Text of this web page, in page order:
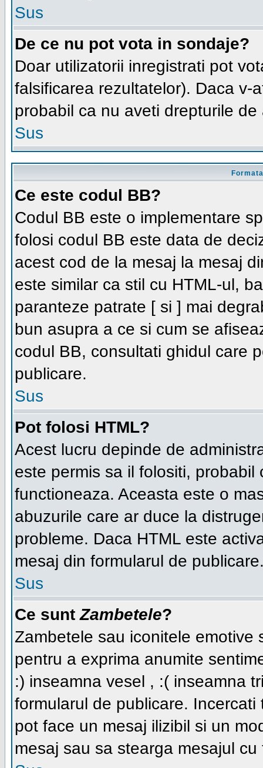
Sus
De ce nu pot vota in sondaje?
Doar utilizatorii inregistrati pot
falsificarea rezultatelor). Daca v-
probabil ca nu aveti drepturile
Sus
Ce este codul BB?
Codul BB este o implementare
folosi codul BB este data de
acest cod de la mesaj la mesaj
este similar ca stil cu HTML-ul,
paranteze patrate [ si ] mai
bun asupra a ce si cum se
codul BB, consultati ghidul care
publicare.
Sus
Pot folosi HTML?
Acest lucru depinde de
este permis sa il folositi,
functioneaza. Aceasta este o
abuzurile care ar duce la
probleme. Daca HTML este
mesaj din formularul de
Sus
Ce suntZambetele?
Zambetele sau iconitele emotive
pentru a exprima anumite
:) inseamna vesel , :( inseamna
formularul de publicare.
pot face un mesaj ilizibil si un
mesaj sau sa stearga mesajul cu